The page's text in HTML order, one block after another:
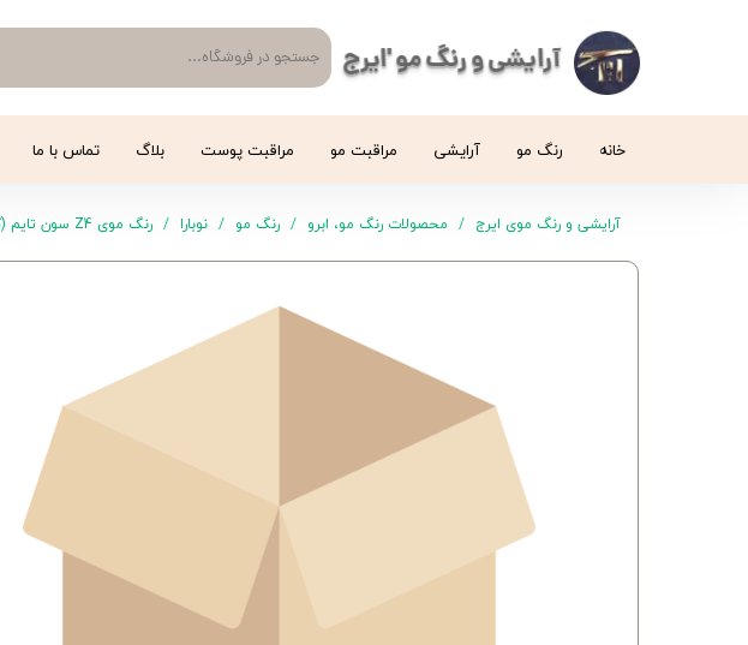
آرایشی و رنگ مو 'ایرج
خانه رنگ مو آرایشی مراقبت مو مراقبت پوست بلاگ تماس با ما
آرایشی و رنگ موی ایرج محصولات رنگ مو، ابرو رنگ مو نوبارا رنگ موی Z4 سون تایم (کد Z4 – بلوند روشن طبیعی)